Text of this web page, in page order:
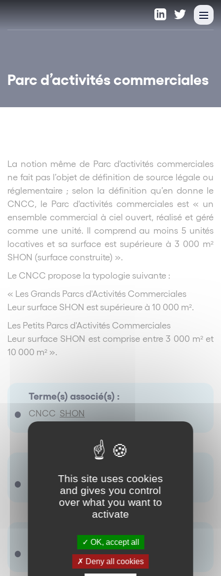
Parc d’activités commerciales
La notion même de Parc d'activités commerciales
ne fait pas l’objet de définition de source légale ou
réglementaire ; selon la définition qu’en donne le
CNCC, le Parc d'activités commerciales est « un
ensemble commercial à ciel ouvert, réalisé et géré
comme une unité. Il comprend au moins 5 unités
locatives et sa surface est supérieure à 3 000 m²
SHON (surface construite) ».
Le CNCC propose la typologie suivante :
« Les Grands Parcs d'Activités Commerciales
Leur surface SHON est supérieure à 10 000 m².
Les Petits Parcs d'Activités Commerciales
Leur surface SHON est comprise entre 3 000 m² et
10 000 m² ».
Terme(s) associé(s) :
CNCC SHON
Il ny a pas de terme renseigné.
Antonyme(s) :
Il ny a pas de terme renseigné.
This site uses cookies
and gives you control
over what you want to
activate
OK, accept all
Deny all cookies